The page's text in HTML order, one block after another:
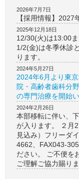
2026年7月7日
【採用情報】
2025年12月18日
12/30(火)は13:00
1/2(金)は冬季休診
ります。
2024年5月27日
2024年6月より東
院・高齢者歯科分
の専門治療を開始い
2024年2月26日
本部移転に伴い、
が入ります。 ２月
見込み）フリーダ
4662、FAX043-
ださい。 ご不便を
ご理解ご協力賜り